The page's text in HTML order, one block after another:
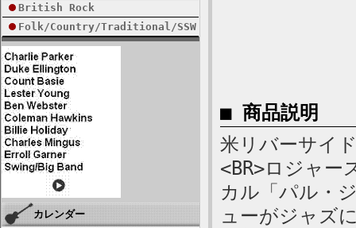
British Rock
Folk/Country/Traditional/SSW
カレンダー
■ 商品説明
米リバーサイ
<BR>ロジャー
カル「パル・
ューがジャズ